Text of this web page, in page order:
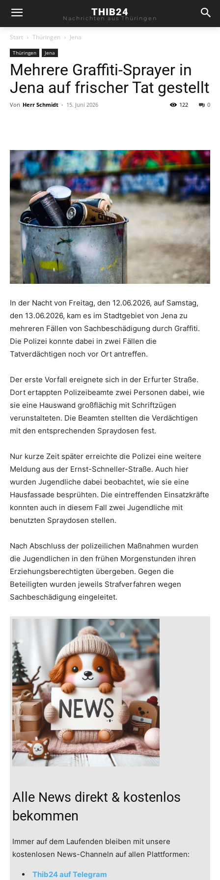
THIB24
Nachrichten aus Thüringen
Start Thüringen Jena
Thüringen Jena
Mehrere Graffiti-Sprayer in
Jena auf frischer Tat gestellt
Von Herr Schmidt - 15. Juni 2026 0
122
In der Nacht von Freitag, den 12.06.2026, auf Samstag,
den 13.06.2026, kam es im Stadtgebiet von Jena zu
mehreren Fällen von Sachbeschädigung durch Graffiti.
Die Polizei konnte dabei in zwei Fällen die
Tatverdächtigen noch vor Ort antreffen.
Der erste Vorfall ereignete sich in der Erfurter Straße.
Dort ertappten Polizeibeamte zwei Personen dabei, wie
sie eine Hauswand großflächig mit Schriftzügen
verunstalteten. Die Beamten stellten die Verdächtigen
mit den entsprechenden Spraydosen fest.
Nur kurze Zeit später erreichte die Polizei eine weitere
Meldung aus der Ernst-Schneller-Straße. Auch hier
wurden Jugendliche dabei beobachtet, wie sie eine
Hausfassade besprühten. Die eintreffenden Einsatzkräfte
konnten auch in diesem Fall zwei Jugendliche mit
benutzten Spraydosen stellen.
Nach Abschluss der polizeilichen Maßnahmen wurden
die Jugendlichen in den frühen Morgenstunden ihren
Erziehungsberechtigten übergeben. Gegen die
Beteiligten wurden jeweils Strafverfahren wegen
Sachbeschädigung eingeleitet.
Alle News direkt & kostenlos
bekommen
Immer auf dem Laufenden bleiben mit unsere
kostenlosen News-Channeln auf allen Plattformen:
Thib24 auf Telegram